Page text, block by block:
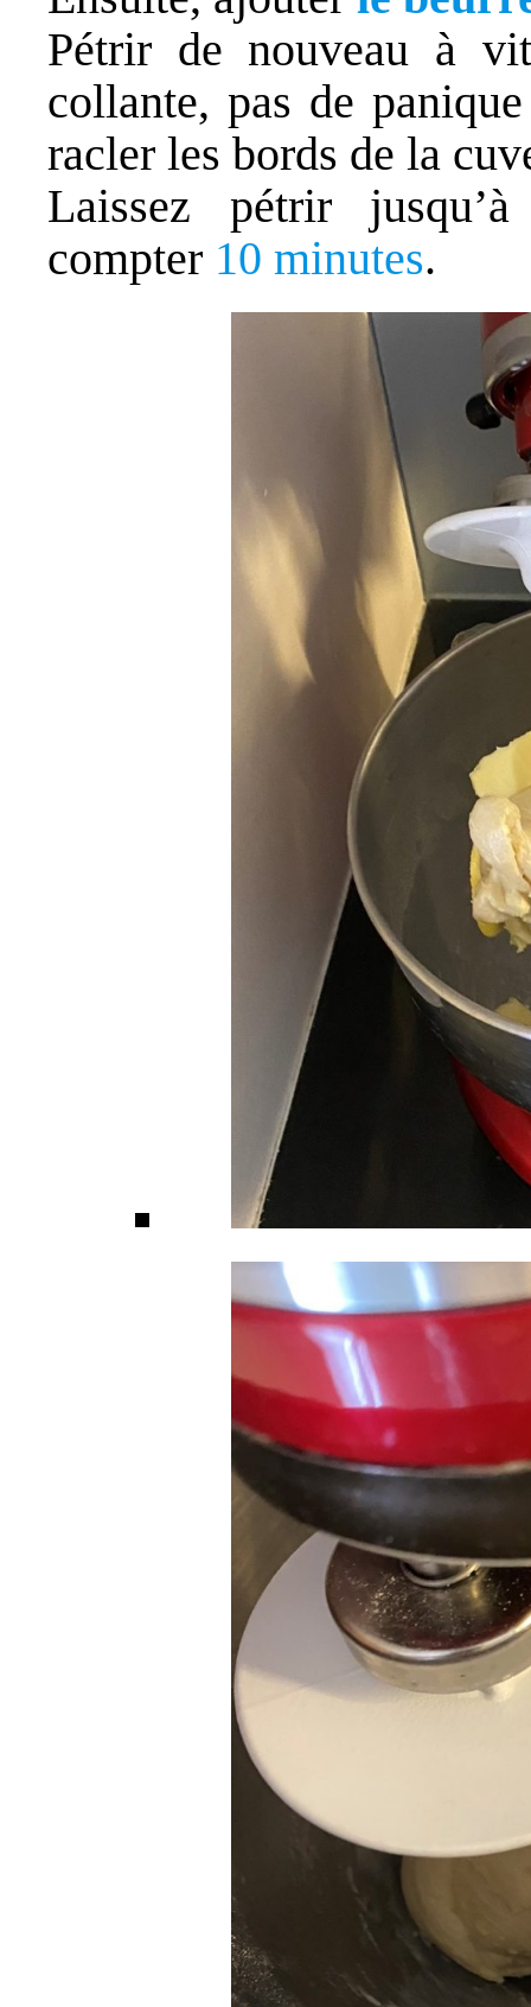
Pétrir de nouveau à
collante, pas de
racler les bords de la
Laissez pétrir
compter 10 minutes.